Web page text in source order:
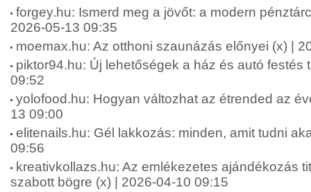
forgey.hu: Ismerd meg a jövőt: a modern
2026-05-13 09:35
moemax.hu: Az otthoni szaunázás előnyei (x) |
piktor94.hu: Új lehetőségek a ház és autó festés
09:52
yolofood.hu: Hogyan változhat az étrended az
13 09:00
elitenails.hu: Gél lakkozás: minden, amit tudni
09:56
kreativkollazs.hu: Az emlékezetes ajándékozás
szabott bögre (x) | 2026-04-10 09:15